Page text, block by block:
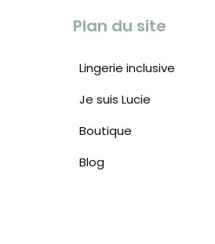
Plan du site
Lingerie inclusive
Je suis Lucie
Boutique
Blog